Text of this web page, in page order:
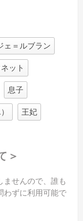
ェ＝ルブラン
ット
息子
王妃
＞
ませんので、誰も
わずに利用可能で